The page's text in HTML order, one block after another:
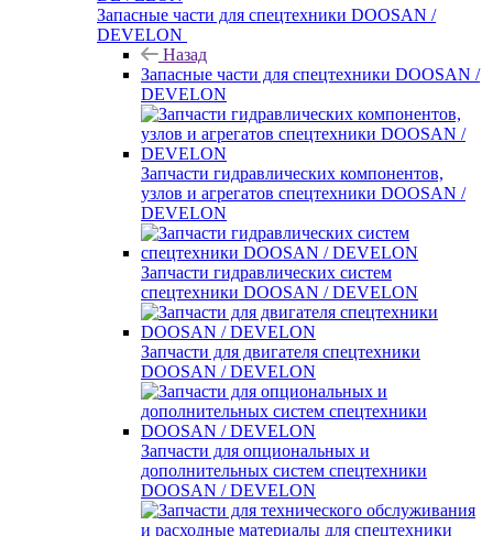
Запасные части для спецтехники DOOSAN /
DEVELON
Назад
Запасные части для спецтехники DOOSAN /
DEVELON
Запчасти гидравлических компонентов,
узлов и агрегатов спецтехники DOOSAN /
DEVELON
Запчасти гидравлических систем
спецтехники DOOSAN / DEVELON
Запчасти для двигателя спецтехники
DOOSAN / DEVELON
Запчасти для опциональных и
дополнительных систем спецтехники
DOOSAN / DEVELON